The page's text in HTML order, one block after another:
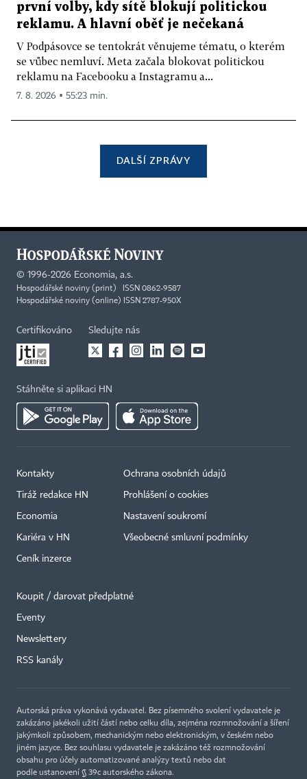
první volby, kdy sítě blokují politickou
reklamu. A hlavní oběť je nečekaná
V Podpásovce se tentokrát věnujeme tématu, o kterém
se vůbec nemluví. Meta začala blokovat politickou
reklamu na Facebooku a Instagramu a...
7. 8. 2026 ▪ 55:23 min.
DALŠÍ ZPRÁVY
© 1996-2026 Economia, a.s.
Hospodářské noviny (print) ISSN 0862-9587
Hospodářské noviny (online) ISSN 2787-950X
Certifikováno Sledujte nás
Stáhněte si aplikaci HN
Kontakty
Tiráž redakce HN
Economia
Kariéra v HN
Ceník inzerce
Ochrana osobních údajů
Prohlášení o cookies
Nastavení soukromí
Všeobecné smluvní podmínky
Koupit / darovat předplatné
Eventy
Newslettery
RSS kanály
Autorská práva vykonává vydavatel. Bez písemného svolení vydavatele je
zakázáno jakékoli užití částí nebo celku díla, zejména rozmnožování a šíření
jakýmkoli způsobem, mechanickým nebo elektronickým, v českém nebo
jiném jazyce. Bez souhlasu vydavatele je zakázáno též rozmnožování
obsahu pro účely automatizované analýzy textů nebo dat
podle ustanovení § 39c autorského zákona.